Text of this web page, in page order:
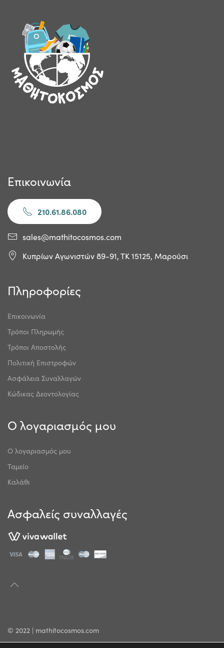
Επικοινωνία
210.61.86.080
sales@mathitocosmos.com
Κυπρίων Αγωνιστών 89-91, ΤΚ 15125, Μαρούσι
Πληροφορίες
Επικοινωνία
Τρόποι Πληρωμής
Τρόποι Αποστολής
Πολιτική Επιστροφών
Ασφάλεια Συναλλαγών
Κώδικας Δεοντολογίας
Ο λογαριασμός μου
Ο λογαριασμός μου
Ταμείο
Καλάθι
Ασφαλείς συναλλαγές
© 2022 | mathitocosmos.com